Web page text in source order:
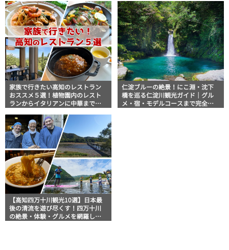
家族で行きたい高知のレストラン
おススメ５選！植物園内のレスト
ランからイタリアンに中華まで楽
仁淀ブルーの絶景！にこ淵・沈下
橋を巡る仁淀川観光ガイド｜グル
メ・宿・モデルコースまで完全網
【高知四万十川観光10選】日本最
後の清流を遊び尽くす！四万十川
の絶景・体験・グルメを網羅した